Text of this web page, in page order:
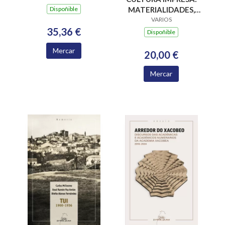
INTERVENCION NO
Dispoñible
35,36 €
Mercar
MATERIALIDADES,
PARADIGMAS E
RETOS EPISTÉMICOS
VARIOS
Dispoñible
20,00 €
Mercar